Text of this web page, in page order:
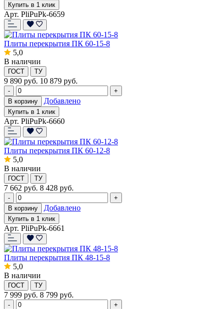
Купить в 1 клик
Арт. PliPuPk-6659
Плиты перекрытия ПК 60-15-8
5,0
В наличии
ГОСТ ТУ
9 890 руб. 10 879 руб.
-
+
В корзину
Добавлено
Купить в 1 клик
Арт. PliPuPk-6660
Плиты перекрытия ПК 60-12-8
5,0
В наличии
ГОСТ ТУ
7 662 руб. 8 428 руб.
-
+
В корзину
Добавлено
Купить в 1 клик
Арт. PliPuPk-6661
Плиты перекрытия ПК 48-15-8
5,0
В наличии
ГОСТ ТУ
7 999 руб. 8 799 руб.
-
+